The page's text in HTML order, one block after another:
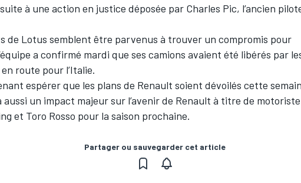
à une action en justice déposée par Charles Pic, l’ancien
de Lotus semblent être parvenus à trouver un compromis pour
a confirmé mardi que ses camions avaient été libérés par
route pour l’Italie.
espérer que les plans de Renault soient dévoilés cette
aussi un impact majeur sur l’avenir de Renault à titre de
et Toro Rosso pour la saison prochaine.
Partager ou sauvegarder cet article